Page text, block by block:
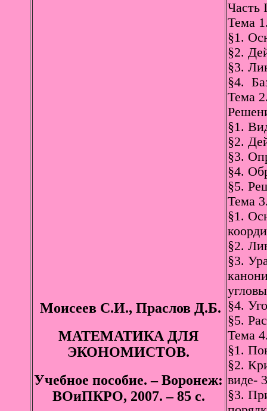
Моисеев С.И., Праслов Д.Б.
МАТЕМАТИКА ДЛЯ
ЭКОНОМИСТОВ.
Учебное пособие. – Воронеж:
ВОиПКРО, 2007. – 85 с.
Тема
§1.
§2.
§3.
§4.
Тема
§1.
§2.
§3.
§4.
§5.
Тема
§1.
§2.
§3.
§4.
§5.
Тема
§1.
§2.
виде-
§3.